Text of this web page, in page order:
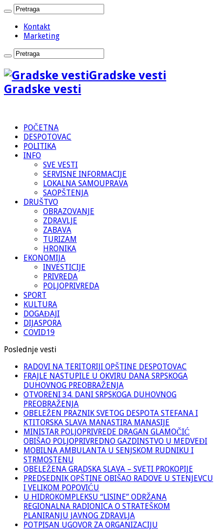
Kontakt
Marketing
Gradske vesti
Gradske vesti
POČETNA
DESPOTOVAC
POLITIKA
INFO
SVE VESTI
SERVISNE INFORMACIJE
LOKALNA SAMOUPRAVA
SAOPŠTENJA
DRUŠTVO
OBRAZOVANJE
ZDRAVLJE
ZABAVA
TURIZAM
HRONIKA
EKONOMIJA
INVESTICIJE
PRIVREDA
POLJOPRIVREDA
SPORT
KULTURA
DOGAĐAJI
DIJASPORA
COVID19
Poslednje vesti
RADOVI NA TERITORIJI OPŠTINE DESPOTOVAC
FRAJLE NASTUPILE U OKVIRU DANA SRPSKOGA
DUHOVNOG PREOBRAŽENJA
OTVORENI 34. DANI SRPSKOGA DUHOVNOG
PREOBRAŽENJA
OBELEŽEN PRAZNIK SVETOG DESPOTA STEFANA I
KTITORSKA SLAVA MANASTIRA MANASIJE
MINISTAR POLJOPRIVREDE DRAGAN GLAMOČIĆ
OBIŠAO POLJOPRIVREDNO GAZDINSTVO U MEDVEĐI
MOBILNA AMBULANTA U SENJSKOM RUDNIKU I
STRMOSTENU
OBELEŽENA GRADSKA SLAVA – SVETI PROKOPIJE
PREDSEDNIK OPŠTINE OBIŠAO RADOVE U STENJEVCU
I VELIKOM POPOVIĆU
U HIDROKOMPLEKSU “LISINE” ODRŽANA
REGIONALNA RADIONICA O STRATEŠKOM
PLANIRANJU JAVNOG ZDRAVLJA
POTPISAN UGOVOR ZA ORGANIZACIJU